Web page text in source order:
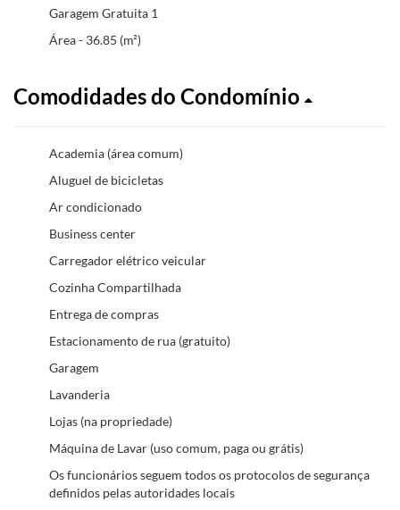
Garagem Gratuita 1
Área - 36.85 (m²)
Comodidades do Condomínio
Academia (área comum)
Aluguel de bicicletas
Ar condicionado
Business center
Carregador elétrico veicular
Cozinha Compartilhada
Entrega de compras
Estacionamento de rua (gratuito)
Garagem
Lavanderia
Lojas (na propriedade)
Máquina de Lavar (uso comum, paga ou grátis)
Os funcionários seguem todos os protocolos de segurança
definidos pelas autoridades locais